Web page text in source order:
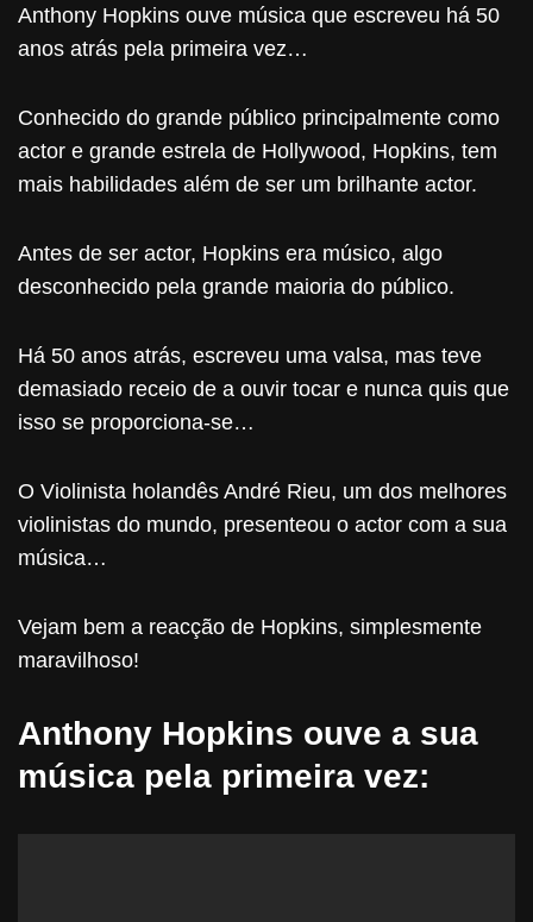
Anthony Hopkins ouve música que escreveu há 50
anos atrás pela primeira vez…
Conhecido do grande público principalmente como
actor e grande estrela de Hollywood, Hopkins, tem
mais habilidades além de ser um brilhante actor.
Antes de ser actor, Hopkins era músico, algo
desconhecido pela grande maioria do público.
Há 50 anos atrás, escreveu uma valsa, mas teve
demasiado receio de a ouvir tocar e nunca quis que
isso se proporciona-se…
O Violinista holandês André Rieu, um dos melhores
violinistas do mundo, presenteou o actor com a sua
música…
Vejam bem a reacção de Hopkins, simplesmente
maravilhoso!
Anthony Hopkins ouve a sua
música pela primeira vez: